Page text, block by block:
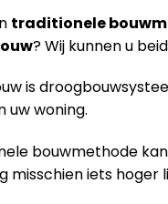
traditionele
? Wij kunnen u
is
uw woning.
bouwmethode
misschien iets hoger